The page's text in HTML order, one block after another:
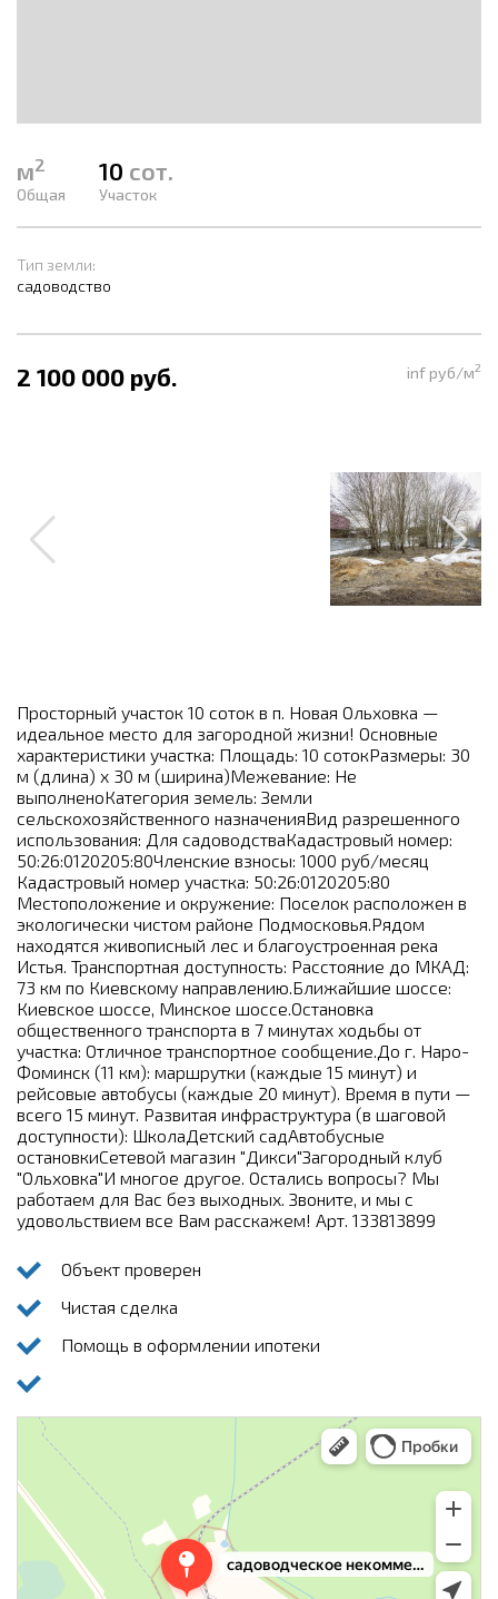
м2
Общая
10 сот.
Участок
Тип земли:
садоводство
2 100 000 руб. inf руб/м2
Просторный участок 10 соток в п. Новая Ольховка —
идеальное место для загородной жизни! Основные
характеристики участка: Площадь: 10 сотокРазмеры: 30
м (длина) х 30 м (ширина)Межевание: Не
выполненоКатегория земель: Земли
сельскохозяйственного назначенияВид разрешенного
использования: Для садоводстваКадастровый номер:
50:26:0120205:80Членские взносы: 1000 руб/месяц
Кадастровый номер участка: 50:26:0120205:80
Местоположение и окружение: Поселок расположен в
экологически чистом районе Подмосковья.Рядом
находятся живописный лес и благоустроенная река
Истья. Транспортная доступность: Расстояние до МКАД:
73 км по Киевскому направлению.Ближайшие шоссе:
Киевское шоссе, Минское шоссе.Остановка
общественного транспорта в 7 минутах ходьбы от
участка: Отличное транспортное сообщение.До г. Наро-
Фоминск (11 км): маршрутки (каждые 15 минут) и
рейсовые автобусы (каждые 20 минут). Время в пути —
всего 15 минут. Развитая инфраструктура (в шаговой
доступности): ШколаДетский садАвтобусные
остановкиСетевой магазин "Дикси"Загородный клуб
"Ольховка"И многое другое. Остались вопросы? Мы
работаем для Вас без выходных. Звоните, и мы с
удовольствием все Вам расскажем! Арт. 133813899
Объект проверен
Чистая сделка
Помощь в оформлении ипотеки